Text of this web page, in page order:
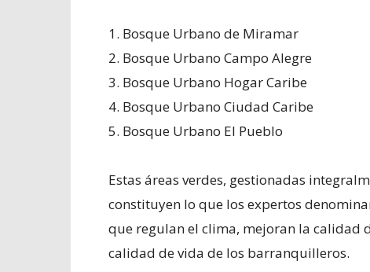
1. Bosque Urbano de Miramar
2. Bosque Urbano Campo Alegre
3. Bosque Urbano Hogar Caribe
4. Bosque Urbano Ciudad Caribe
5. Bosque Urbano El Pueblo
Estas áreas verdes, gestionadas
constituyen lo que los expertos
que regulan el clima, mejoran la calidad
calidad de vida de los barranquilleros.